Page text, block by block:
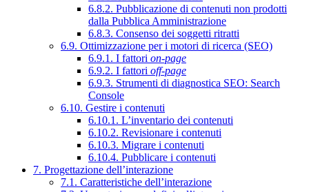
6.8.2. Pubblicazione di contenuti non prodotti
dalla Pubblica Amministrazione
6.8.3. Consenso dei soggetti ritratti
6.9. Ottimizzazione per i motori di ricerca (SEO)
6.9.1. I fattori on-page
6.9.2. I fattori off-page
6.9.3. Strumenti di diagnostica SEO: Search
Console
6.10. Gestire i contenuti
6.10.1. L’inventario dei contenuti
6.10.2. Revisionare i contenuti
6.10.3. Migrare i contenuti
6.10.4. Pubblicare i contenuti
7. Progettazione dell’interazione
7.1. Caratteristiche dell’interazione